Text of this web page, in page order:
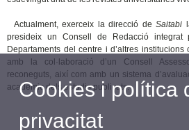
Actualment, exerceix la direcció deSaitabi
presideix un Consell de Redacció integrat
Departaments del centre i d’altres
amb la col·laboració d’un Consell
reconeguts, així com amb un sistema
acadèmic dels estudis publicats.
Cookies i política
privacitat